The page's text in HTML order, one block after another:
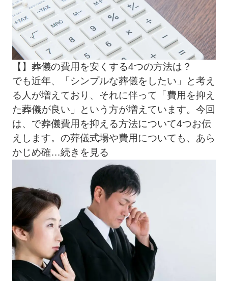
【】葬儀の費用を安くする4つの方法は？
でも近年、「シンプルな葬儀をしたい」と考え
る人が増えており、それに伴って「費用を抑え
た葬儀が良い」という方が増えています。今回
は、で葬儀費用を抑える方法について4つお伝
えします。の葬儀式場や費用についても、あら
かじめ確…続きを見る